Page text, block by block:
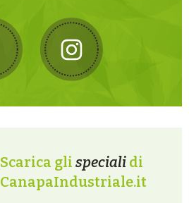
Scarica gli speciali di
CanapaIndustriale.it